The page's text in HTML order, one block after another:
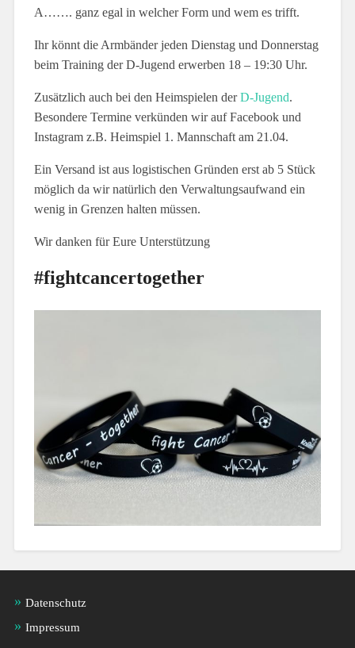
A……. ganz egal in welcher Form und wem es trifft.
Ihr könnt die Armbänder jeden Dienstag und Donnerstag
beim Training der D-Jugend erwerben 18 – 19:30 Uhr.
Zusätzlich auch bei den Heimspielen derD-Jugend.
Besondere Termine verkünden wir auf Facebook und
Instagram z.B. Heimspiel 1. Mannschaft am 21.04.
Ein Versand ist aus logistischen Gründen erst ab 5 Stück
möglich da wir natürlich den Verwaltungsaufwand ein
wenig in Grenzen halten müssen.
Wir danken für Eure Unterstützung
#fightcancertogether
Datenschutz
Impressum